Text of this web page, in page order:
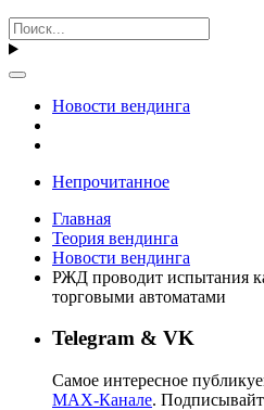
Новости вендинга
Непрочитанное
Главная
Теория вендинга
Новости вендинга
РЖД проводит испытания
торговыми автоматами
Telegram & VK
Самое интересное
MAX-Канале.